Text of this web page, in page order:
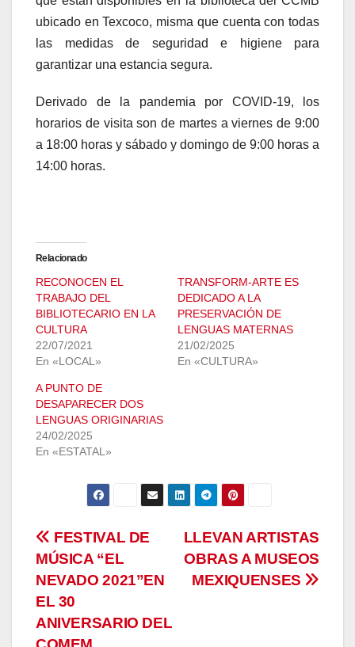
ubicado en Texcoco, misma que cuenta con todas
las medidas de seguridad e higiene para
garantizar una estancia segura.
Derivado de la pandemia por COVID-19, los
horarios de visita son de martes a viernes de 9:00
a 18:00 horas y sábado y domingo de 9:00 horas a
14:00 horas.
Relacionado
RECONOCEN EL
TRABAJO DEL
BIBLIOTECARIO EN LA
CULTURA
22/07/2021
En «LOCAL»
TRANSFORM-ARTE ES
DEDICADO A LA
PRESERVACIÓN DE
LENGUAS MATERNAS
21/02/2025
En «CULTURA»
A PUNTO DE
DESAPARECER DOS
LENGUAS ORIGINARIAS
24/02/2025
En «ESTATAL»
Navegación
de
entradas
LLEVAN ARTISTAS
OBRAS A MUSEOS
MEXIQUENSES
FESTIVAL DE
MÚSICA “EL
NEVADO 2021”EN
EL 30
ANIVERSARIO DEL